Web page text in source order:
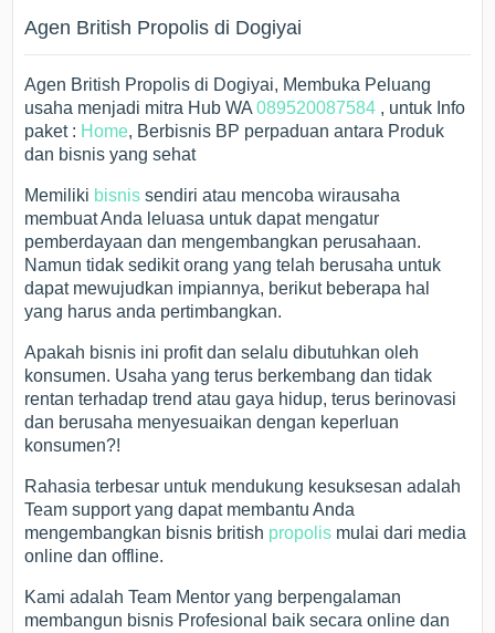
Agen British Propolis di Dogiyai
Agen British Propolis di Dogiyai, Membuka Peluang
usaha menjadi mitra Hub WA089520087584 , untuk Info
paket : Home, Berbisnis BP perpaduan antara Produk
dan bisnis yang sehat
Memiliki bisnis sendiri atau mencoba wirausaha
membuat Anda leluasa untuk dapat mengatur
pemberdayaan dan mengembangkan perusahaan.
Namun tidak sedikit orang yang telah berusaha untuk
dapat mewujudkan impiannya, berikut beberapa hal
yang harus anda pertimbangkan.
Apakah bisnis ini profit dan selalu dibutuhkan oleh
konsumen. Usaha yang terus berkembang dan tidak
rentan terhadap trend atau gaya hidup, terus berinovasi
dan berusaha menyesuaikan dengan keperluan
konsumen?!
Rahasia terbesar untuk mendukung kesuksesan adalah
Team support yang dapat membantu Anda
mengembangkan bisnis british propolis mulai dari media
online dan offline.
Kami adalah Team Mentor yang berpengalaman
membangun bisnis Profesional baik secara online dan